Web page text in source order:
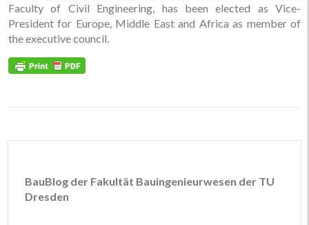
Faculty of Civil Engineering, has been elected as Vice-
President for Europe, Middle East and Africa as member of
the executive council.
BauBlog der Fakultät Bauingenieurwesen der TU
Dresden